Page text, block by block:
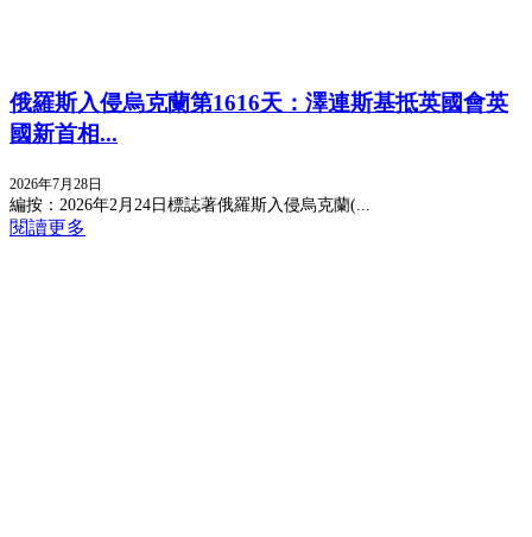
俄羅斯入侵烏克蘭第1616天：澤連斯基抵英國會英
國新首相...
2026年7月28日
編按：2026年2月24日標誌著俄羅斯入侵烏克蘭(...
閱讀更多